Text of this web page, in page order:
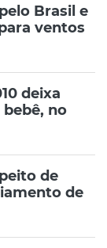
Brasil e
ventos
deixa
no
de
de